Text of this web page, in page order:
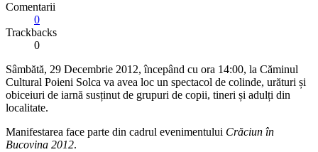
Comentarii
0
Trackbacks
0
Sâmbătă, 29 Decembrie 2012, începând cu ora 14:00, la Căminul
Cultural Poieni Solca va avea loc un spectacol de colinde, urături și
obiceiuri de iarnă susținut de grupuri de copii, tineri și adulți din
localitate.
Manifestarea face parte din cadrul evenimentului Crăciun în
Bucovina 2012.